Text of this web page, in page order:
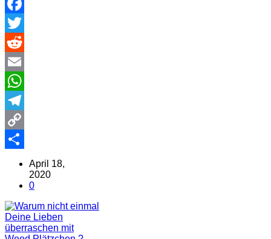
Facebook
Twitter
Reddit
Email
WhatsApp
Telegram
Copy
April 18,
2020
0